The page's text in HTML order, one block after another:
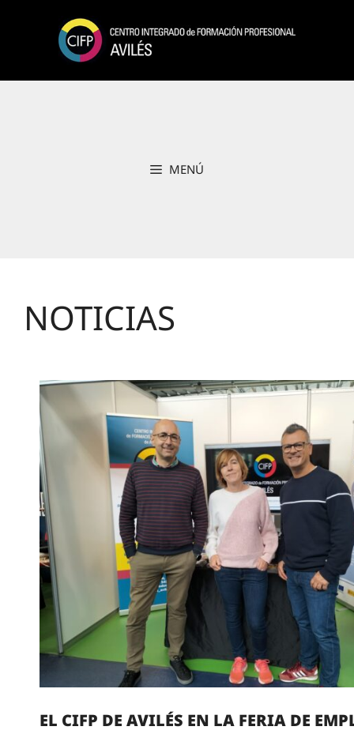
contenido
MENÚ
NOTICIAS
EL CIFP DE AVILÉS EN LA FERIA DE